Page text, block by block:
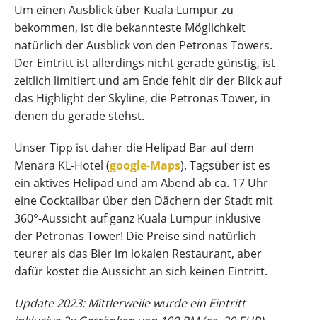
Um einen Ausblick über Kuala Lumpur zu
bekommen, ist die bekannteste Möglichkeit
natürlich der Ausblick von den Petronas Towers.
Der Eintritt ist allerdings nicht gerade günstig, ist
zeitlich limitiert und am Ende fehlt dir der Blick auf
das Highlight der Skyline, die Petronas Tower, in
denen du gerade stehst.
Unser Tipp ist daher die Helipad Bar auf dem
Menara KL-Hotel (google-Maps). Tagsüber ist es
ein aktives Helipad und am Abend ab ca. 17 Uhr
eine Cocktailbar über den Dächern der Stadt mit
360°-Aussicht auf ganz Kuala Lumpur inklusive
der Petronas Tower! Die Preise sind natürlich
teurer als das Bier im lokalen Restaurant, aber
dafür kostet die Aussicht an sich keinen Eintritt.
Update 2023: Mittlerweile wurde ein Eintritt